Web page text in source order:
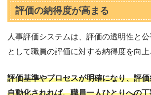
評価の納得度が高まる
人事評価システムは、評価の透明性と
として職員の評価に対する納得度を向上
評価基準やプロセスが明確になり、評
自動化されれば、職員一人ひとりへの